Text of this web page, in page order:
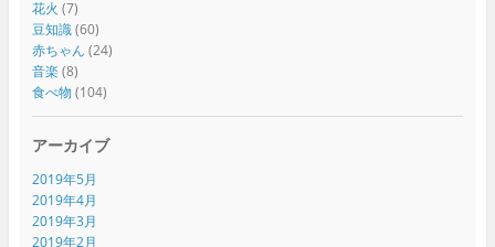
花火 (7)
豆知識(60)
赤ちゃん (24)
音楽 (8)
食べ物 (104)
アーカイブ
2019年5月
2019年4月
2019年3月
2019年2月